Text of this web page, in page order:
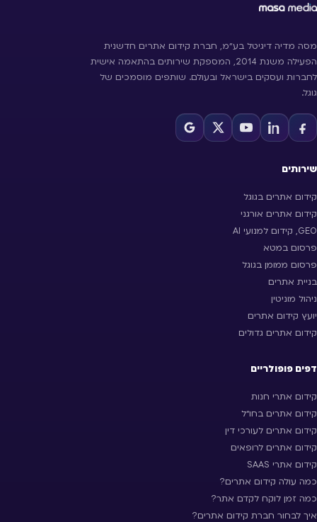
מסה מדיה דיגיטל בע״מ, חברת קידום אתרים חדשנית
הפעילה משנת 2014, המספקת שירותים בהתאמה אישית
לחברות ועסקים בישראל ובעולם. שותפים מוסמכים של
גוגל.
שירותים
קידום אתרים בגוגל
קידום אתרים אורגני
GEO, קידום למנועי AI
פרסום במטא
פרסום ממומן בגוגל
בניית אתרים
ניהול מוניטין
יועץ קידום אתרים
קידום אתרים גדולים
דפים פופולריים
קידום אתרי חנות
קידום אתרים בחו״ל
קידום אתרים לעורכי דין
קידום אתרים לרופאים
קידום אתרי SAAS
כמה עולה קידום אתרים?
כמה זמן לוקח לקדם אתר?
איך לבחור חברת קידום אתרים?